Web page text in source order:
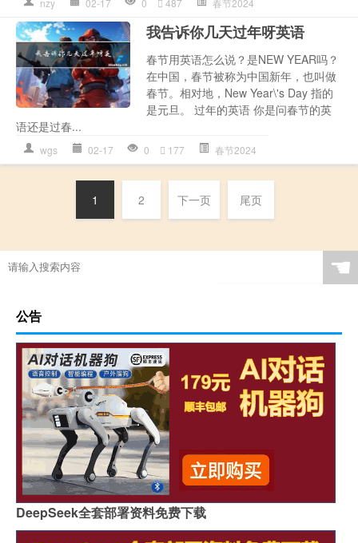
nzy 02-17 0 487 春节2024
我告诉你几天过年呀英语
春节用英语怎么说？是NEW YEAR吗？
在中国，春节被称为中国新年，也叫做
春节。相对地，New Year\'s Day 指的
是元旦。 过年的英语 你是问春节的英
语还是过春...
wgs 02-17 0 177 春节2024
1 2 下一页 尾页
☚
公告
DeepSeek全套部署资料免费下载